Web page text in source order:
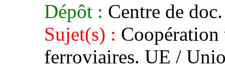
Dépôt : Centre de doc.
Sujet(s) :
ferroviaires. UE /